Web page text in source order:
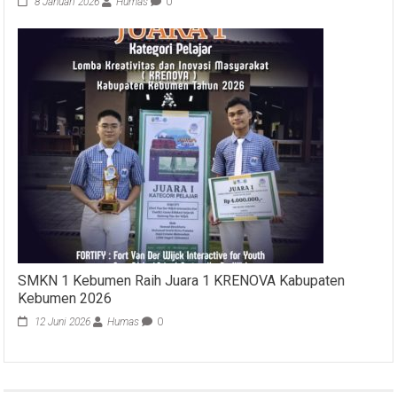
SMKN 1 Kebumen Raih Juara 1 KRENOVA Kabupaten
Kebumen 2026
12 Juni 2026 Humas 0